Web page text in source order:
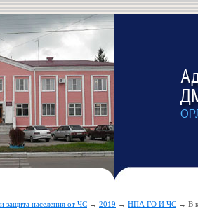
защита населения от ЧС → 2019 → НПА ГО И ЧС → В